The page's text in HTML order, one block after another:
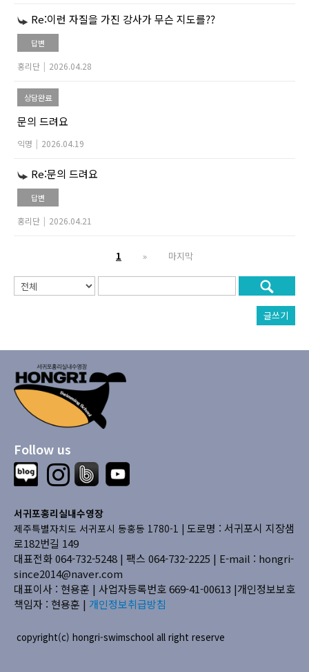
Re:이런 자질을 가진 강사가 무슨 지도를??
답변
홍리단 | 2026.04.28
상담완료
문의 드려요
익명 | 2026.04.19
Re:문의 드려요
답변
홍리단 | 2026.04.21
1 » 마지막
글쓰기
Follow us
서귀포홍리실내수영장
제주특별자치도 서귀포시 동홍동 1780-1 | 도로명 : 서귀포시 지장샘
로182번길 149
대표전화 064-732-5248 | 팩스 064-732-2225 | E-mail : hongri-
since2014@naver.com
대표이사 : 현용훈 | 사업자등록번호 669-41-00613 |개인정보보호
책임자 : 현용훈 | 개인정보취급방침
copyright(c) hongri-swimschool all right reserve